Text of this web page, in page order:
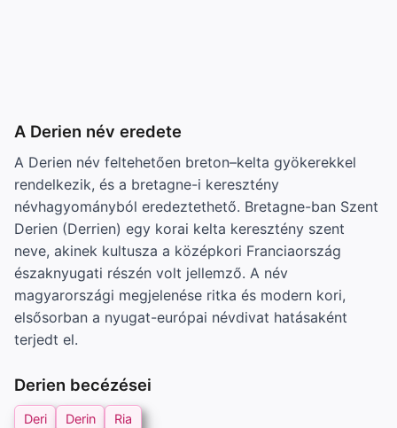
A Derien név eredete
A Derien név feltehetően breton–kelta gyökerekkel
rendelkezik, és a bretagne-i keresztény
névhagyományból eredeztethető. Bretagne-ban Szent
Derien (Derrien) egy korai kelta keresztény szent
neve, akinek kultusza a középkori Franciaország
északnyugati részén volt jellemző. A név
magyarországi megjelenése ritka és modern kori,
elsősorban a nyugat-európai névdivat hatásaként
terjedt el.
Derien becézései
Deri Derin Ria